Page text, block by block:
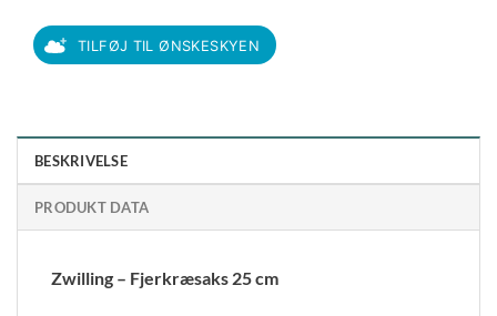
TILFØJ TIL ØNSKESKYEN
BESKRIVELSE
PRODUKT DATA
Zwilling – Fjerkræsaks 25 cm